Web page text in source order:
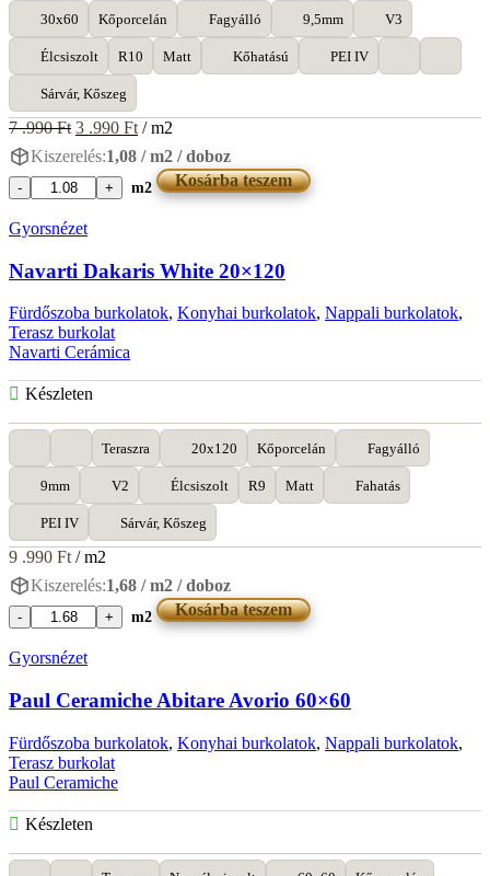
30x60 Kőporcelán Fagyálló 9,5mm V3
Élcsiszolt R10 Matt Kőhatású PEI IV
Sárvár, Kőszeg
7 .990Ft Original
price
was:
7
.990 Ft.
3 .990 FtCurrent
price
is:
3
.990 Ft.
/ m2
Kiszerelés:1,08 / m2 / doboz
MGM
Dove
MS
m2 Kosárba teszem
Gyorsnézet
Navarti Dakaris White 20×120
Fürdőszoba burkolatok, Konyhai burkolatok, Nappali burkolatok,
Terasz burkolat
Navarti Cerámica
Készleten
Teraszra 20x120 Kőporcelán Fagyálló
9mm V2 Élcsiszolt R9 Matt Fahatás
PEI IV Sárvár, Kőszeg
9 .990 Ft/ m2
Kiszerelés:1,68 / m2 / doboz
Navarti
White
mennyiség
m2 Kosárba teszem
Gyorsnézet
Paul Ceramiche Abitare Avorio 60×60
Fürdőszoba burkolatok, Konyhai burkolatok, Nappali burkolatok,
Terasz burkolat
Paul Ceramiche
Készleten